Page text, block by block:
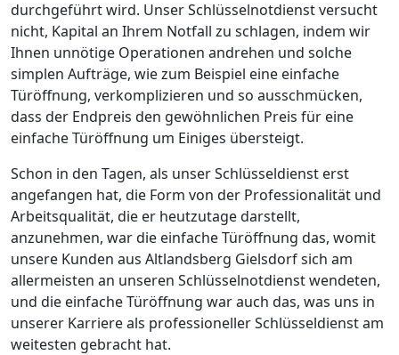
durchgeführt wird. Unser Schlüsselnotdienst versucht
nicht, Kapital an Ihrem Notfall zu schlagen, indem wir
Ihnen unnötige Operationen andrehen und solche
simplen Aufträge, wie zum Beispiel eine einfache
Türöffnung, verkomplizieren und so ausschmücken,
dass der Endpreis den gewöhnlichen Preis für eine
einfache Türöffnung um Einiges übersteigt.
Schon in den Tagen, als unser Schlüsseldienst erst
angefangen hat, die Form von der Professionalität und
Arbeitsqualität, die er heutzutage darstellt,
anzunehmen, war die einfache Türöffnung das, womit
unsere Kunden aus Altlandsberg Gielsdorf sich am
allermeisten an unseren Schlüsselnotdienst wendeten,
und die einfache Türöffnung war auch das, was uns in
unserer Karriere als professioneller Schlüsseldienst am
weitesten gebracht hat.